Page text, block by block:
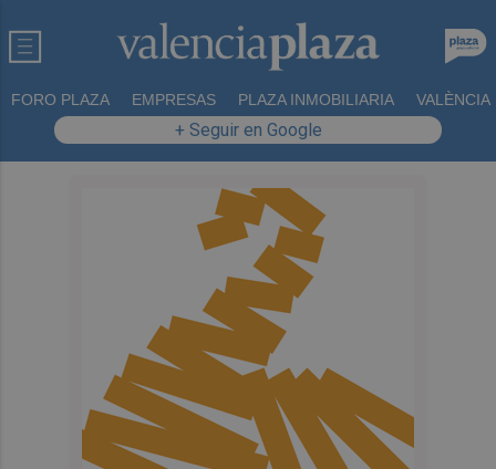
FORO PLAZA EMPRESAS PLAZA INMOBILIARIA VALÈNCIA
+ Seguir en Google